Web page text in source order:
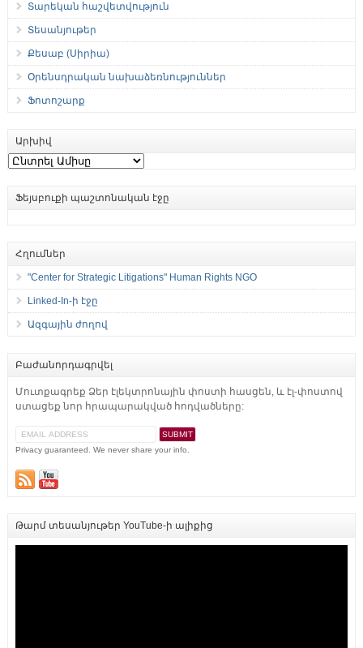
Տարեկան հաշվետվություն
Տեսանյութեր
Քեսաբ (Սիրիա)
Օրենսդրական նախաձեռնություններ
Ֆոտոշարք
Արխիվ
Արխիվ
Ֆեյսբուքի պաշտոնական էջը
Հղումներ
"Center for Strategic Litigations" Human Rights NGO
Linked-In-ի էջը
Ազգային ժողով
Բաժանորդագրվել
Մուտքագրեք Ձեր էլեկտրոնային փոստի հասցեն, և էլ-փոստով
ստացեք նոր հրապարակված հոդվածները:
Privacy guaranteed. We never share your info.
Թարմ տեսանյութեր YouTube-ի ալիքից